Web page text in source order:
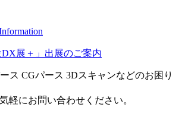
DX展＋」出展のご案内
ス CGパース 3Dスキャンなどのお困り
軽にお問い合わせください。